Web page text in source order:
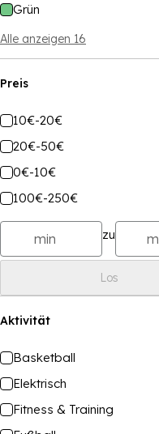
Grün
Alle anzeigen 16
Preis
10€-20€
20€-50€
0€-10€
100€-250€
zu
Los
Aktivität
Basketball
Elektrisch
Fitness & Training